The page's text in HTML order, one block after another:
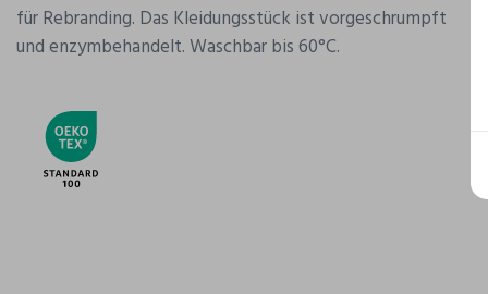
für Rebranding. Das Kleidungsstück ist vorgeschrumpft
und enzymbehandelt. Waschbar bis 60°C.